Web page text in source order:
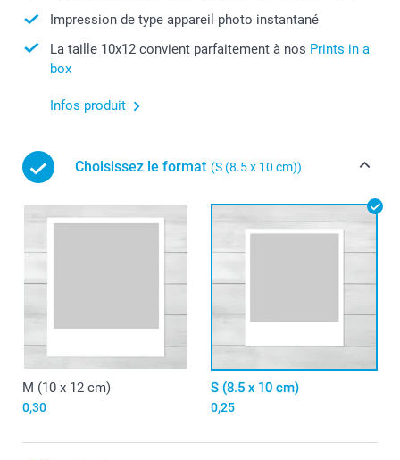
Impression de type appareil photo instantané
La taille 10x12 convient parfaitement à nos Prints in a
box
Infos produit
Choisissez le format (S (8.5 x 10 cm))
M (10 x 12 cm)
0,30
S (8.5 x 10 cm)
0,25